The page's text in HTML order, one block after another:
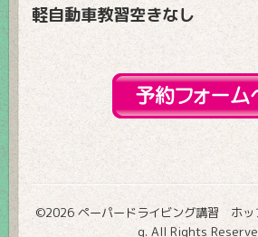
軽自動車教習空きなし
©2026 ペーパードライビング講習 ホッ
g. All Rights